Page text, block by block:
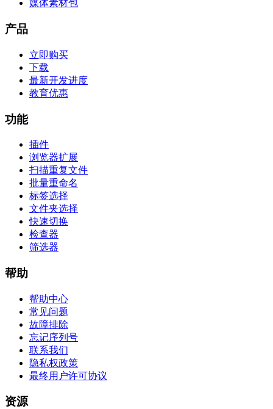
媒体素材包
产品
立即购买
下载
最新开发进度
教育优惠
功能
插件
浏览器扩展
扫描重复文件
批量重命名
标签选择
文件夹选择
快速切换
检查器
筛选器
帮助
帮助中心
常见问题
故障排除
忘记序列号
联系我们
隐私权政策
最终用户许可协议
资源